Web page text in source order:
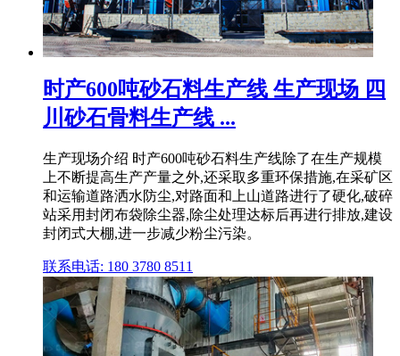
时产600吨砂石料生产线 生产现场 四
川砂石骨料生产线 ...
生产现场介绍 时产600吨砂石料生产线除了在生产规模
上不断提高生产产量之外,还采取多重环保措施,在采矿区
和运输道路洒水防尘,对路面和上山道路进行了硬化,破碎
站采用封闭布袋除尘器,除尘处理达标后再进行排放,建设
封闭式大棚,进一步减少粉尘污染。
联系电话: 180 3780 8511